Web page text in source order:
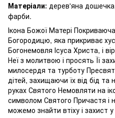
Матеріали: дерев'яна
фарби.
Ікона Божої Матері
Богородицю, яка прикриває
Богонемовля Ісуса Христа, і
Неї з молитвою і просять Її
милосердя та турботу
дітей, захищаючи їх від бід
руках Святого Немовляти на
символом Святого Причастя і
можемо знайти втіху і захист у